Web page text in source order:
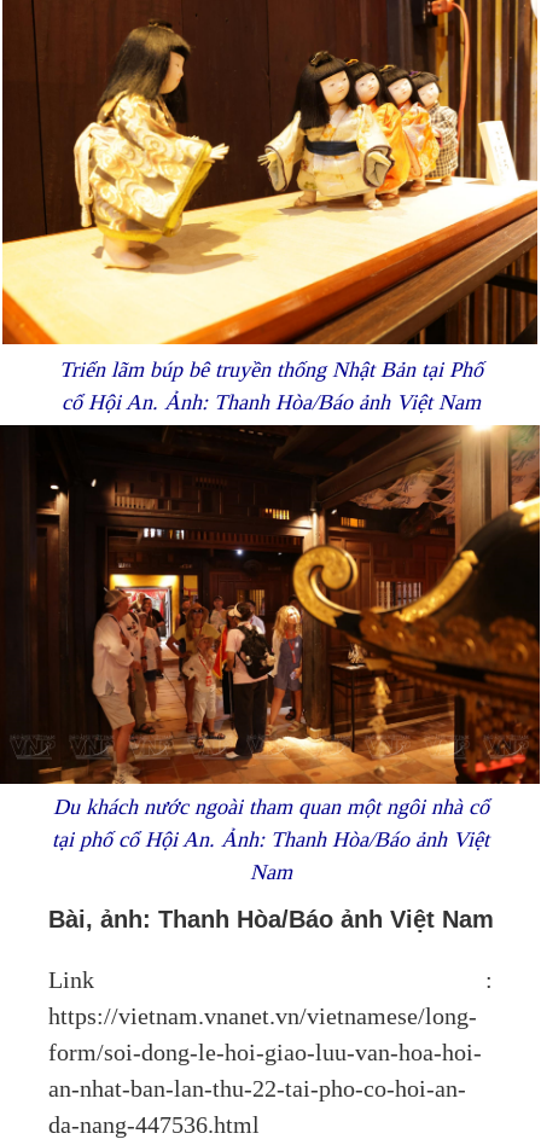
Triển lãm búp bê truyền thống Nhật Bản tại Phố
cổ Hội An. Ảnh: Thanh Hòa/Báo ảnh Việt Nam
Du khách nước ngoài tham quan một ngôi nhà cổ
tại phố cổ Hội An. Ảnh: Thanh Hòa/Báo ảnh Việt
Nam
Bài, ảnh: Thanh Hòa/Báo ảnh Việt Nam
Link :
https://vietnam.vnanet.vn/vietnamese/long-
form/soi-dong-le-hoi-giao-luu-van-hoa-hoi-
an-nhat-ban-lan-thu-22-tai-pho-co-hoi-an-
da-nang-447536.html